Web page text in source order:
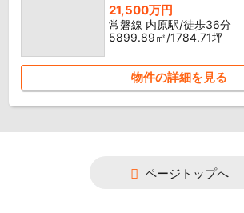
21,500万円
常磐線 内原駅/徒歩36分
5899.89㎡/1784.71坪
物件の詳細を見る
ページトップへ